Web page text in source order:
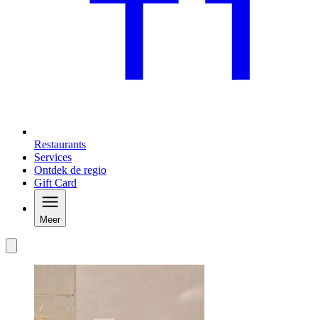
Restaurants
Services
Ontdek de regio
Gift Card
Meer